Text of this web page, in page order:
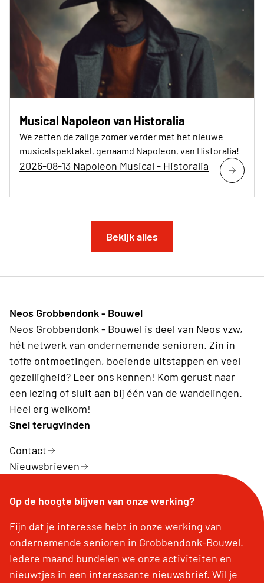
Musical Napoleon van Historalia
We zetten de zalige zomer verder met het nieuwe
musicalspektakel, genaamd Napoleon, van Historalia!
2026-08-13 Napoleon Musical - Historalia
Bekijk alles
Neos Grobbendonk - Bouwel
Neos Grobbendonk - Bouwel is deel van Neos vzw,
hét netwerk van ondernemende senioren. Zin in
toffe ontmoetingen, boeiende uitstappen en veel
gezelligheid? Leer ons kennen! Kom gerust naar
een lezing of sluit aan bij één van de wandelingen.
Heel erg welkom!
Snel terugvinden
Contact
Nieuwsbrieven
Op de hoogte blijven van onze werking?
Fijn dat je interesse hebt in onze werking van
ondernemende senioren in Grobbendonk-Bouwel.
Iedere maand bundelen we onze activiteiten en
nieuwtjes in een interessante nieuwsbrief. Wil je